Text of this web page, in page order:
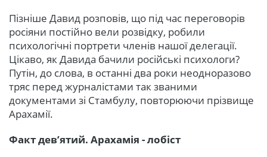
Пізніше Давид розповів, що під час переговорів
росіяни постійно вели розвідку, робили
психологічні портрети членів нашої делегації.
Цікаво, як Давида бачили російські психологи?
Путін, до слова, в останні два роки неодноразово
тряс перед журналістами так званими
документами зі Стамбулу, повторюючи прізвище
Арахамії.
Факт дев’ятий. Арахамія - лобіст